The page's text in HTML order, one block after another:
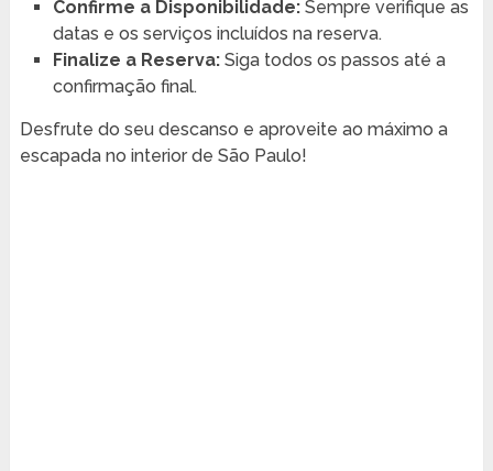
Confirme a Disponibilidade:Sempre verifique as
datas e os serviços incluídos na reserva.
Finalize a Reserva:Siga todos os passos até a
confirmação final.
Desfrute do seu descanso e aproveite ao máximo a
escapada no interior de São Paulo!